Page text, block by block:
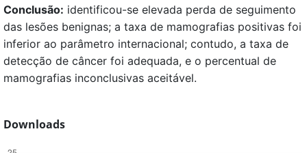
Conclusão: identificou-se elevada perda de seguimento
das lesões benignas; a taxa de mamografias positivas foi
inferior ao parâmetro internacional; contudo, a taxa de
detecção de câncer foi adequada, e o percentual de
mamografias inconclusivas aceitável.
Downloads